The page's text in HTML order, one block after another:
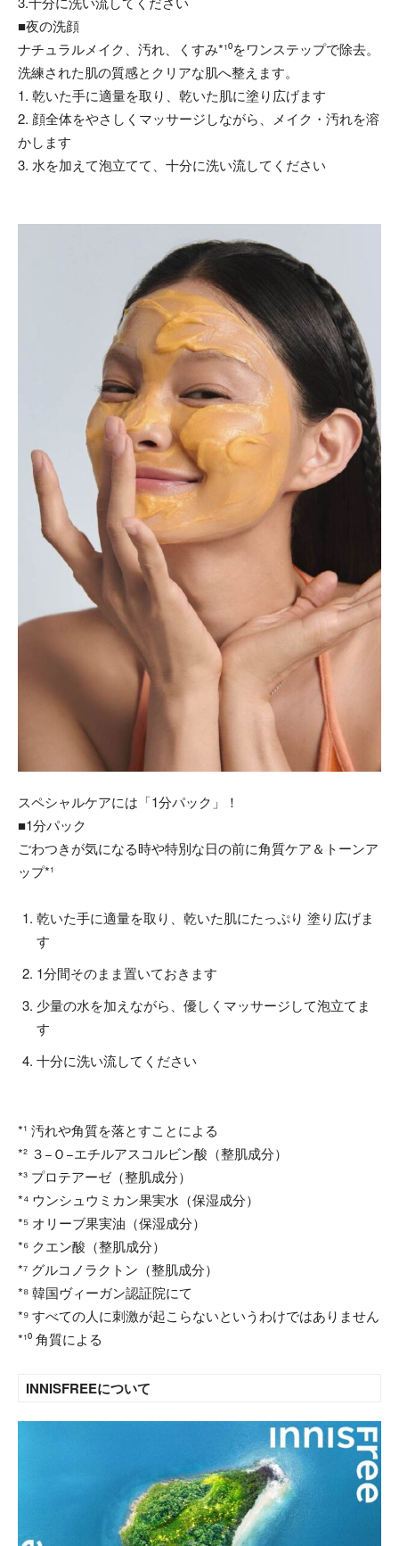
■夜の洗顔
ナチュラルメイク、汚れ、くすみ*¹⁰をワンステップで除去。
洗練された肌の質感とクリアな肌へ整えます。
1. 乾いた手に適量を取り、乾いた肌に塗り広げます
2. 顔全体をやさしくマッサージしながら、メイク・汚れを溶
かします
3. 水を加えて泡立てて、十分に洗い流してください
スペシャルケアには「1分パック」！
■1分パック
ごわつきが気になる時や特別な日の前に角質ケア＆トーンア
ップ*¹
乾いた手に適量を取り、乾いた肌にたっぷり 塗り広げま
す
1分間そのまま置いておきます
少量の水を加えながら、優しくマッサージして泡立てま
す
十分に洗い流してください
*¹ 汚れや角質を落とすことによる
*² ３−Ｏ−エチルアスコルビン酸（整肌成分）
*³ プロテアーゼ（整肌成分）
*⁴ ウンシュウミカン果実水（保湿成分）
*⁵ オリーブ果実油（保湿成分）
*⁶ クエン酸（整肌成分）
*⁷ グルコノラクトン（整肌成分）
*⁸ 韓国ヴィーガン認証院にて
*⁹ すべての人に刺激が起こらないというわけではありません
*¹⁰ 角質による
INNISFREEについて